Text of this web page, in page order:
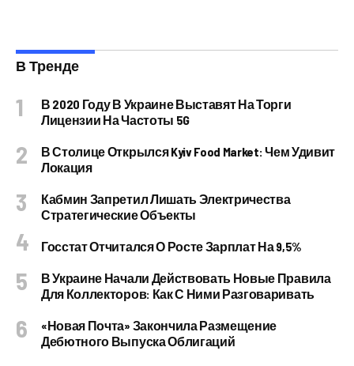
В Тренде
В 2020 Году В Украине Выставят На Торги
Лицензии На Частоты 5G
В Столице Открылся Kyiv Food Market: Чем Удивит
Локация
Кабмин Запретил Лишать Электричества
Стратегические Объекты
Госстат Отчитался О Росте Зарплат На 9,5%
В Украине Начали Действовать Новые Правила
Для Коллекторов: Как С Ними Разговаривать
«Новая Почта» Закончила Размещение
Дебютного Выпуска Облигаций